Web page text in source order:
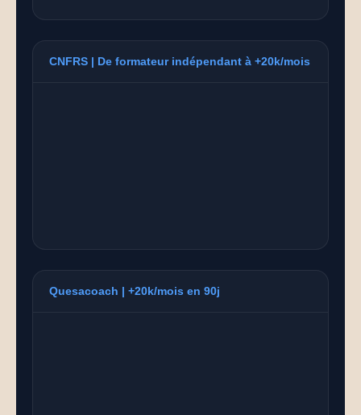
Nos
NOUS TROUVER
YOUTUBE
LINKEDIN
CNFRS | De formateur indépendant à +20k/mois
Quesacoach | +20k/mois en 90j